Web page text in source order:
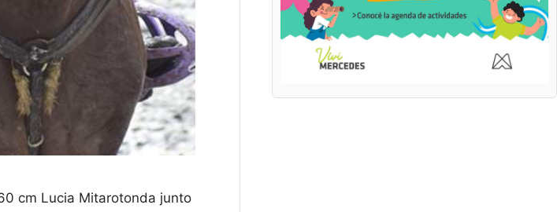
cm Lucia Mitarotonda junto